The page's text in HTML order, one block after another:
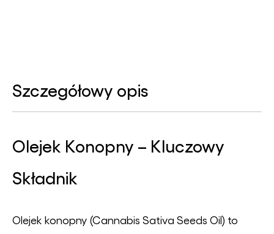
Szczegółowy opis
Olejek Konopny – Kluczowy
Składnik
Olejek konopny (Cannabis Sativa Seeds Oil) to